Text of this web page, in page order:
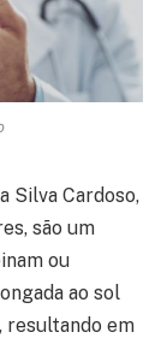
Silva Cardoso,
são um
ou
ao sol
resultando em